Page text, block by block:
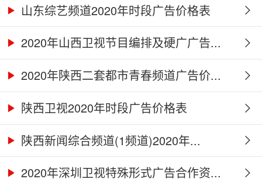
山东综艺频道2020年时段广告价格表
2020年山西卫视节目编排及硬广广告...
2020年陕西二套都市青春频道广告价...
陕西卫视2020年时段广告价格表
陕西新闻综合频道(1频道)2020年...
2020年深圳卫视特殊形式广告合作资...